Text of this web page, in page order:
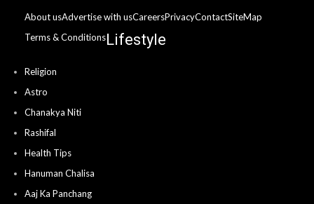
About usAdvertise with usCareersPrivacyContactSiteMap
Terms & ConditionsLifestyle
Religion
Astro
Chanakya Niti
Rashifal
Health Tips
Hanuman Chalisa
Aaj Ka Panchang